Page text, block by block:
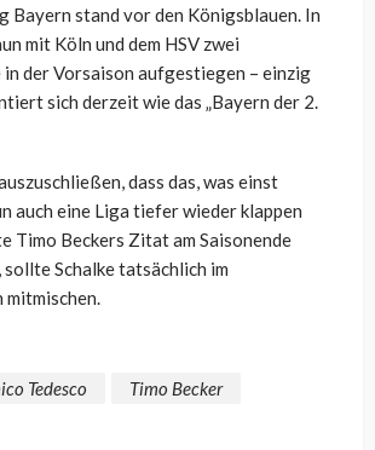
Bayern stand vor den Königsblauen. In
mit Köln und dem HSV zwei
der Vorsaison aufgestiegen – einzig
sich derzeit wie das „Bayern der 2.
dass das, was einst
auch eine Liga tiefer wieder klappen
Timo Beckers Zitat am Saisonende
Schalke tatsächlich im
Tedesco Timo Becker